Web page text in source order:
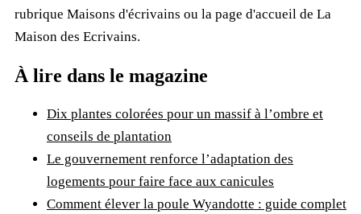
rubrique Maisons d'écrivains ou la page d'accueil de La
Maison des Ecrivains.
À lire dans le magazine
Dix plantes colorées pour un massif à l’ombre et
conseils de plantation
Le gouvernement renforce l’adaptation des
logements pour faire face aux canicules
Comment élever la poule Wyandotte : guide complet